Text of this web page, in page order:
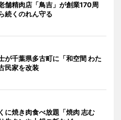
舗精肉店「鳥吉」が創業170周
くのれん守る
が千葉県多古町に「和空間 わた
民家を改装
に焼き肉食べ放題「焼肉 志む